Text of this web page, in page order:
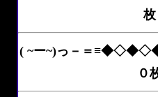
枚
( ~ー~)っ－＝
０